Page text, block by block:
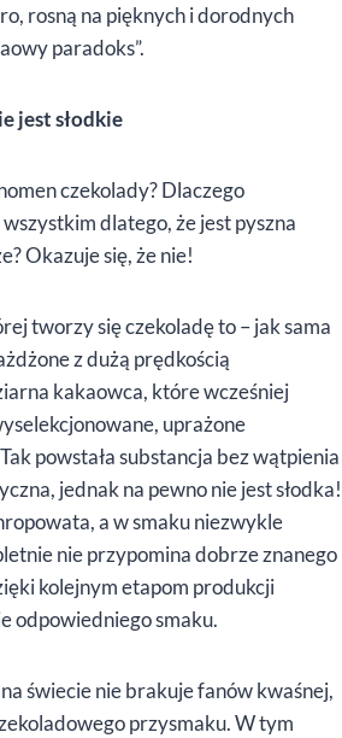
rosną na pięknych i dorodnych
paradoks”.
jest słodkie
czekolady? Dlaczego
dlatego, że jest pyszna
Okazuje się, że nie!
tworzy się czekoladę to – jak sama
z dużą prędkością
kakaowca, które wcześniej
uprażone
powstała substancja bez wątpienia
jednak na pewno nie jest słodka!
a w smaku niezwykle
nie przypomina dobrze znanego
kolejnym etapom produkcji
odpowiedniego smaku.
świecie nie brakuje fanów kwaśnej,
przysmaku. W tym